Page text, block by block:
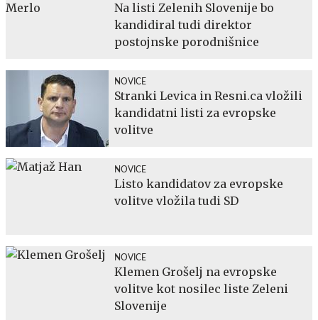
Na listi Zelenih Slovenije bo
kandidiral tudi direktor
postojnske porodnišnice
NOVICE
Stranki Levica in Resni.ca vložili
kandidatni listi za evropske
volitve
NOVICE
Listo kandidatov za evropske
volitve vložila tudi SD
NOVICE
Klemen Grošelj na evropske
volitve kot nosilec liste Zeleni
Slovenije